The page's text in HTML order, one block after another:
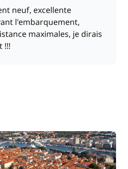
neuf, excellente
l'embarquement,
maximales, je dirais
!!!